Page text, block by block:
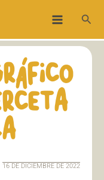
16 DE DICIEMBRE DE 2022